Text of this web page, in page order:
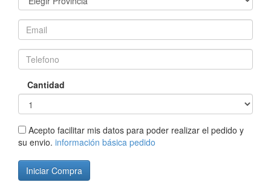
Cantidad
Acepto facilitar mis datos para poder realizar el pedido y
su envio. información básica pedido
Iniciar Compra